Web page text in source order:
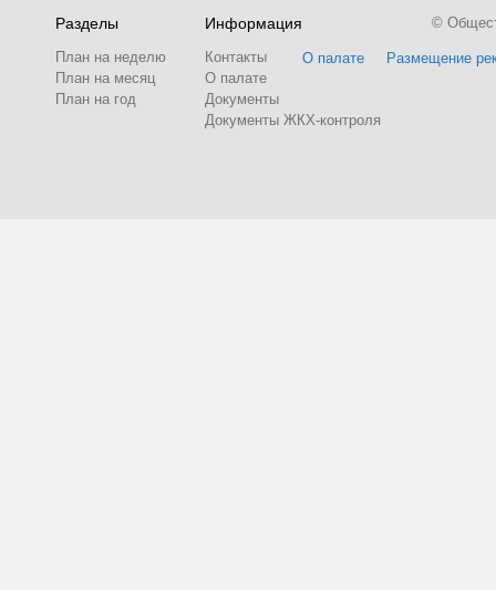
Разделы
План на неделю
План на месяц
План на год
Информация
Контакты
О палате
Документы
Документы ЖКХ-контроля
О палате Размещение
©